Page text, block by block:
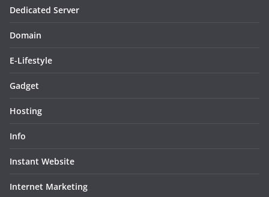
Dedicated Server
Domain
E-Lifestyle
Gadget
Hosting
Info
Instant Website
Internet Marketing